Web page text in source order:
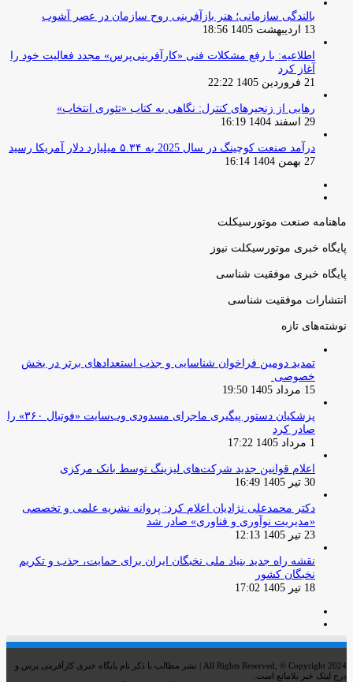
بالندگی سازمانی؛ هنر بازآفرینی روح سازمان در عصر آشوب
13 اردیبهشت 1405 18:56
اطلاعیه: با رفع مشکلات فنی «کارآفرینی‌پرس» مجدد فعالیت خود را
آغاز کرد
21 فروردین 1405 22:22
رهایی از زنجیرهای کنترل: نگاهی به کتاب «تئوری انتخاب»
29 اسفند 1404 16:19
درآمد صنعت کوچینگ در سال 2025 به ۵.۳۴ میلیارد دلار آمریکا رسید
27 بهمن 1404 16:14
ماهنامه صنعت موتورسیکلت
پایگاه خبری موتورسیکلت نیوز
پایگاه خبری موفقیت شناسی
انتشارات موفقیت شناسی
نوشته‌های تازه
تمدید دومین فراخوان شناسایی و جذب استعدادهای برتر در بخش
خصوصی
15 مرداد 1405 19:50
پزشکیان دستور پیگیری ماجرای مسدودی وب‌سایت «فوتبال ۳۶۰» را
صادر کرد
1 مرداد 1405 17:22
اعلام قوانین جدید شرکت‌های لیزینگ توسط بانک مرکزی
30 تیر 1405 16:49
دکتر محمدعلی نژادیان اعلام کرد: پروانه نشریه علمی و تخصصی
«مدیریت نوآوری و فناوری» صادر شد
23 تیر 1405 12:13
نقشه راه جدید بنیاد ملی نخبگان ایران برای حمایت، جذب و تکریم
نخبگان کشور
18 تیر 1405 17:02
All Rights Reserved, © Copyright 2024 | نشر مطالب با ذکر نام پایگاه خبری کارآفرینی پرس و
درج لینک خبر بلامانع است.